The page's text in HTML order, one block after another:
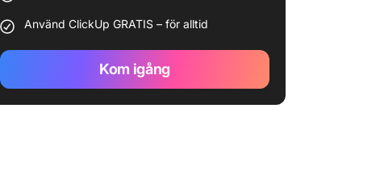
Använd ClickUp GRATIS – för alltid
Kom igång